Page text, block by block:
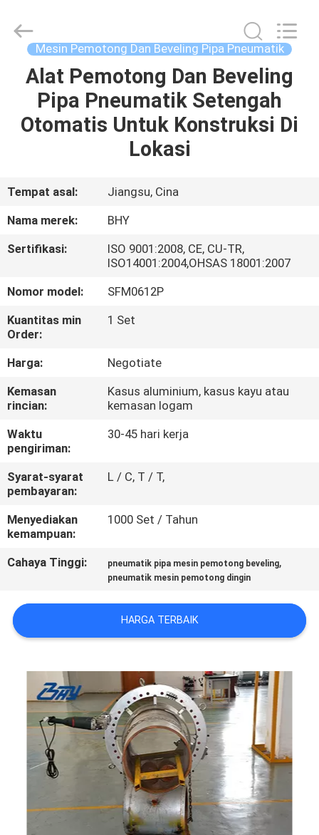
RUMAH
PRODUK
KAMI
PABRIK
KUALITAS
PETA
SITUS
KEBIJAKAN
PRIBADI
Engineering
Material
Technology(Suzhou)Co.,
Reserved.
Mesin Pemotong Dan Beveling Pipa Pneumatik
Alat Pemotong Dan Beveling
Pipa Pneumatik Setengah
Otomatis Untuk Konstruksi Di
Lokasi
Tempat asal:
Jiangsu, Cina
Nama merek:
BHY
Sertifikasi:
ISO 9001:2008, CE, CU-TR,
ISO14001:2004,OHSAS 18001:2007
Nomor model:
SFM0612P
Kuantitas min
Order:
1 Set
Harga:
Negotiate
Kemasan
rincian:
Kasus aluminium, kasus kayu atau
kemasan logam
Waktu
pengiriman:
30-45 hari kerja
Syarat-syarat
pembayaran:
L / C, T / T,
Menyediakan
kemampuan:
1000 Set / Tahun
Cahaya Tinggi: pneumatik pipa mesin pemotong beveling,
pneumatik mesin pemotong dingin
HARGA TERBAIK